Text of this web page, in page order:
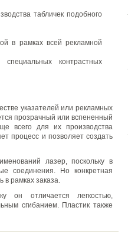
табличек подобного
в рамках всей рекламной
контрастных
указателей или рекламных
прозрачный или вспененный
всего для их производства
процесс и позволяет создать
лазер, поскольку в
соединения. Но конкретная
в рамках заказа.
он отличается легкостью,
сгибанием. Пластик также